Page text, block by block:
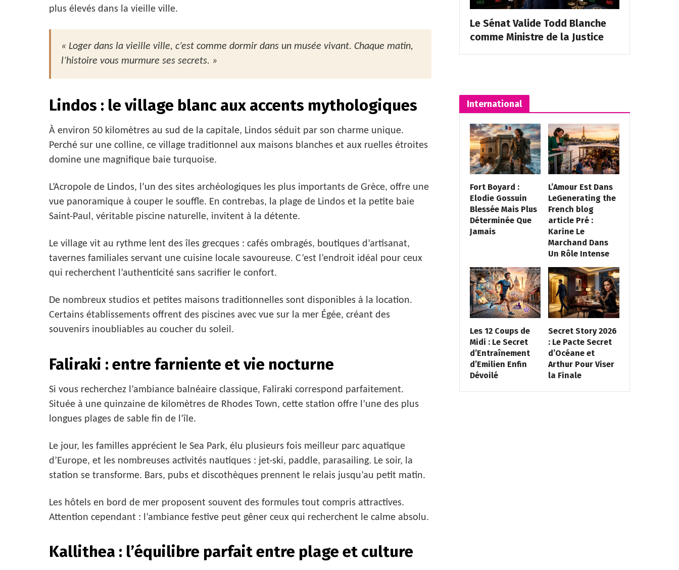
plus élevés dans la vieille ville.
« Loger dans la vieille ville, c’est comme dormir dans un musée vivant. Chaque matin,
l’histoire vous murmure ses secrets. »
Lindos : le village blanc aux accents mythologiques
À environ 50 kilomètres au sud de la capitale, Lindos séduit par son charme unique.
Perché sur une colline, ce village traditionnel aux maisons blanches et aux ruelles étroites
domine une magnifique baie turquoise.
L’Acropole de Lindos, l’un des sites archéologiques les plus importants de Grèce, offre une
vue panoramique à couper le souffle. En contrebas, la plage de Lindos et la petite baie
Saint-Paul, véritable piscine naturelle, invitent à la détente.
Le village vit au rythme lent des îles grecques : cafés ombragés, boutiques d’artisanat,
tavernes familiales servant une cuisine locale savoureuse. C’est l’endroit idéal pour ceux
qui recherchent l’authenticité sans sacrifier le confort.
De nombreux studios et petites maisons traditionnelles sont disponibles à la location.
Certains établissements offrent des piscines avec vue sur la mer Égée, créant des
souvenirs inoubliables au coucher du soleil.
Faliraki : entre farniente et vie nocturne
Si vous recherchez l’ambiance balnéaire classique, Faliraki correspond parfaitement.
Située à une quinzaine de kilomètres de Rhodes Town, cette station offre l’une des plus
longues plages de sable fin de l’île.
Le jour, les familles apprécient le Sea Park, élu plusieurs fois meilleur parc aquatique
d’Europe, et les nombreuses activités nautiques : jet-ski, paddle, parasailing. Le soir, la
station se transforme. Bars, pubs et discothèques prennent le relais jusqu’au petit matin.
Les hôtels en bord de mer proposent souvent des formules tout compris attractives.
Attention cependant : l’ambiance festive peut gêner ceux qui recherchent le calme absolu.
Kallithea : l’équilibre parfait entre plage et culture
Le Sénat Valide Todd Blanche
comme Ministre de la Justice
International
Fort Boyard :
Elodie Gossuin
Blessée Mais Plus
Déterminée Que
Jamais
L’Amour Est Dans
LeGenerating the
French blog
article Pré :
Karine Le
Marchand Dans
Un Rôle Intense
Les 12 Coups de
Midi : Le Secret
d’Entraînement
d’Emilien Enfin
Dévoilé
Secret Story 2026
: Le Pacte Secret
d’Océane et
Arthur Pour Viser
la Finale